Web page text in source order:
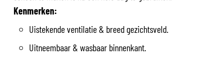
Kenmerken:
Uistekende ventilatie & breed gezichtsveld.
Uitneembaar & wasbaar binnenkant.